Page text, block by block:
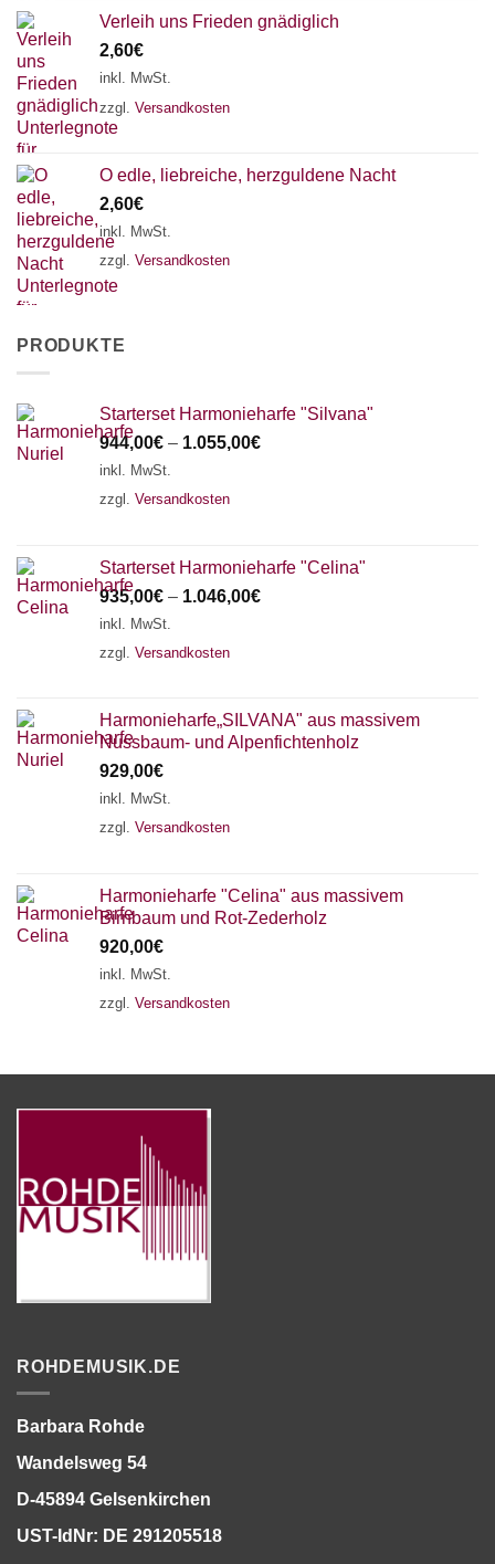
Verleih uns Frieden gnädiglich
2,60€
inkl. MwSt.
zzgl. Versandkosten
O edle, liebreiche, herzguldene Nacht
2,60€
inkl. MwSt.
zzgl. Versandkosten
PRODUKTE
Starterset Harmonieharfe "Silvana"
944,00€ – 1.055,00€
inkl. MwSt.
zzgl. Versandkosten
Starterset Harmonieharfe "Celina"
935,00€ – 1.046,00€
inkl. MwSt.
zzgl. Versandkosten
Harmonieharfe„SILVANA" aus massivem
Nussbaum- und Alpenfichtenholz
929,00€
inkl. MwSt.
zzgl. Versandkosten
Harmonieharfe "Celina" aus massivem
Birnbaum und Rot-Zederholz
920,00€
inkl. MwSt.
zzgl. Versandkosten
ROHDEMUSIK.DE
Barbara Rohde
Wandelsweg 54
D-45894 Gelsenkirchen
UST-IdNr: DE 291205518